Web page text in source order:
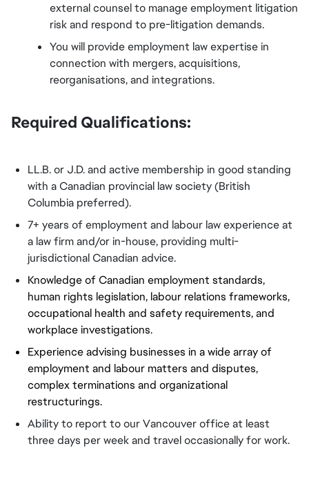
external counsel to manage employment litigation
risk and respond to pre-litigation demands.
You will provide employment law expertise in
connection with mergers, acquisitions,
reorganisations, and integrations.
Required Qualifications:
LL.B. or J.D. and active membership in good standing
with a Canadian provincial law society (British
Columbia preferred).
7+ years of employment and labour law experience at
a law firm and/or in-house, providing multi-
jurisdictional Canadian advice.
Knowledge of Canadian employment standards,
human rights legislation, labour relations frameworks,
occupational health and safety requirements, and
workplace investigations.
Experience advising businesses in a wide array of
employment and labour matters and disputes,
complex terminations and organizational
restructurings.
Ability to report to our Vancouver office at least
three days per week and travel occasionally for work.